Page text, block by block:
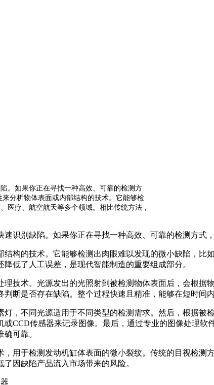
。如果你正在寻找一种高效、可靠的检测方
分析物体表面或内部结构的技术。它能够检
医疗、航空航天等多个领域。相比传统方法，
识别缺陷。如果你正在寻找一种高效、可靠的检测方式
构的技术。它能够检测出肉眼难以发现的微小缺陷，比
低了人工误差，是现代智能制造的重要组成部分。
技术。光源发出的光照射到被检测物体表面后，会根据
断是否存在缺陷。整个过程快速且精准，能够在短时间
，不同光源适用于不同类型的检测需求。然后，根据被
CCD传感器来记录图像。最后，通过专业的图像处理
可靠。
用于检测发动机缸体表面的微小裂纹。传统的目视检测
因缺陷产品流入市场带来的风险。